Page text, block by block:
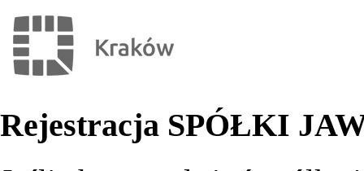
Rejestracja SPÓŁKI